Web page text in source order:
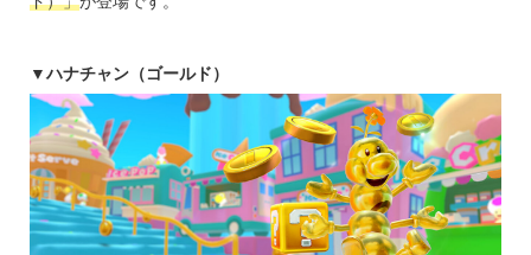
▼ハナチャン（ゴールド）